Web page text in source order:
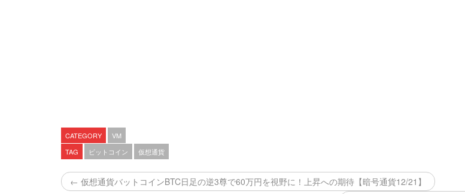
CATEGORY
VM
TAG
ビットコイン 仮想通貨
← 仮想通貨バットコインBTC日足の逆3尊で60万円を視野に！上昇への期待【暗号通貨12/21】